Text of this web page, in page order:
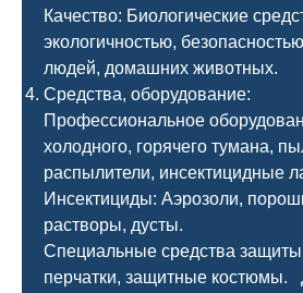
Качество: Биологические
экологичностью,
людей, домашних животных.
Средства, оборудование:
Профессиональное
холодного, горячего тумана,
распылители, инсектицидные
Инсектициды: Аэрозоли,
растворы, дусты.
Специальные средства
перчатки, защитные костюмы.